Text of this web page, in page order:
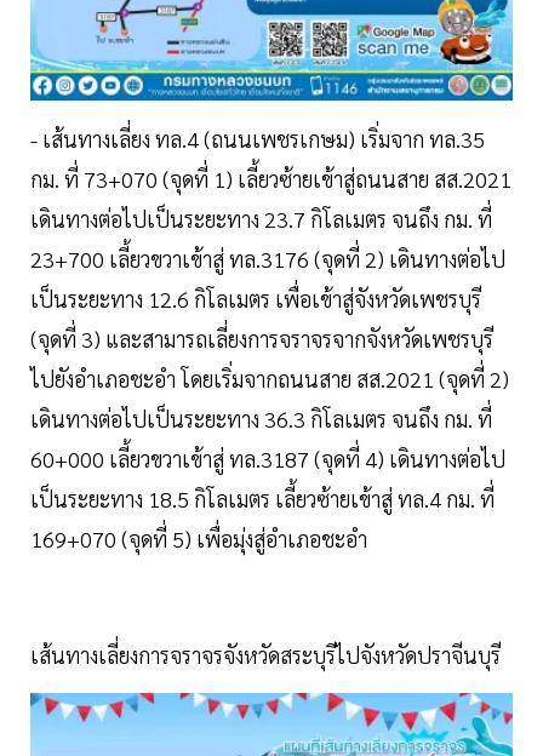
- เส้นทางเลี่ยง ทล.4 (ถนนเพชรเกษม) เริ่มจาก ทล.35
กม. ที่ 73+070 (จุดที่ 1) เลี้ยวซ้ายเข้าสู่ถนนสาย สส.2021
เดินทางต่อไปเป็นระยะทาง 23.7 กิโลเมตร จนถึง กม. ที่
23+700 เลี้ยวขวาเข้าสู่ ทล.3176 (จุดที่ 2) เดินทางต่อไป
เป็นระยะทาง 12.6 กิโลเมตร เพื่อเข้าสู่จังหวัดเพชรบุรี
(จุดที่ 3) และสามารถเลี่ยงการจราจรจากจังหวัดเพชรบุรี
ไปยังอำเภอชะอำ โดยเริ่มจากถนนสาย สส.2021 (จุดที่ 2)
เดินทางต่อไปเป็นระยะทาง 36.3 กิโลเมตร จนถึง กม. ที่
60+000 เลี้ยวขวาเข้าสู่ ทล.3187 (จุดที่ 4) เดินทางต่อไป
เป็นระยะทาง 18.5 กิโลเมตร เลี้ยวซ้ายเข้าสู่ ทล.4 กม. ที่
169+070 (จุดที่ 5) เพื่อมุ่งสู่อำเภอชะอำ
เส้นทางเลี่ยงการจราจรจังหวัดสระบุรีไปจังหวัดปราจีนบุรี